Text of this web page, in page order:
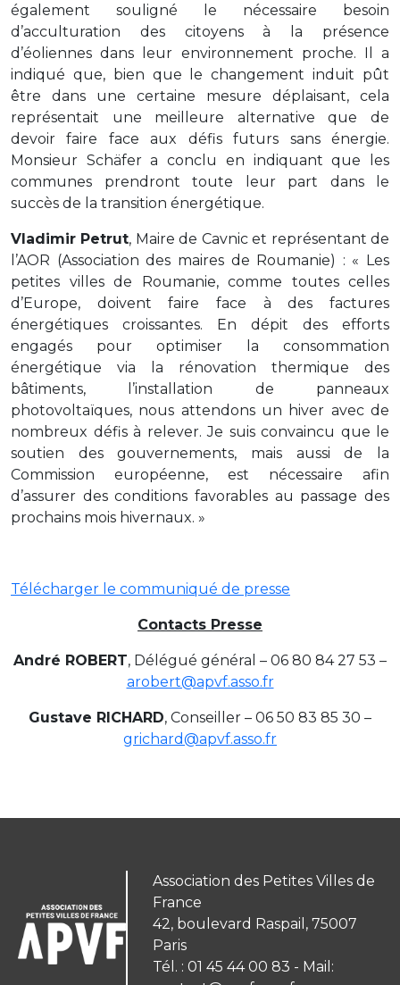
également souligné le nécessaire besoin
d’acculturation des citoyens à la présence
d’éoliennes dans leur environnement proche. Il a
indiqué que, bien que le changement induit pût
être dans une certaine mesure déplaisant, cela
représentait une meilleure alternative que de
devoir faire face aux défis futurs sans énergie.
Monsieur Schäfer a conclu en indiquant que les
communes prendront toute leur part dans le
succès de la transition énergétique.
Vladimir Petrut, Maire de Cavnic et représentant de
l’AOR (Association des maires de Roumanie) : « Les
petites villes de Roumanie, comme toutes celles
d’Europe, doivent faire face à des factures
énergétiques croissantes. En dépit des efforts
engagés pour optimiser la consommation
énergétique via la rénovation thermique des
bâtiments, l’installation de panneaux
photovoltaïques, nous attendons un hiver avec de
nombreux défis à relever. Je suis convaincu que le
soutien des gouvernements, mais aussi de la
Commission européenne, est nécessaire afin
d’assurer des conditions favorables au passage des
prochains mois hivernaux. »
Télécharger le communiqué de presse
Contacts Presse
André ROBERT, Délégué général – 06 80 84 27 53 –
arobert@apvf.asso.fr
Gustave RICHARD, Conseiller – 06 50 83 85 30 –
grichard@apvf.asso.fr
Association des Petites Villes de
France
42, boulevard Raspail, 75007
Paris
Tél. : 01 45 44 00 83 - Mail: